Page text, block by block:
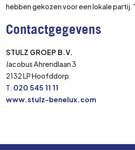
hebben gekozen voor een lokale partij.”
Contactgegevens
STULZ GROEP B.V.
Jacobus Ahrendlaan 3
2132 LP Hoofddorp
T. 020 545 11 11
www.stulz-benelux.com